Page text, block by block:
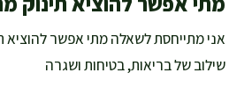
אני מתייחסת לשאלה מתי אפשר להוציא
שילוב של בריאות, בטיחות ושגרה